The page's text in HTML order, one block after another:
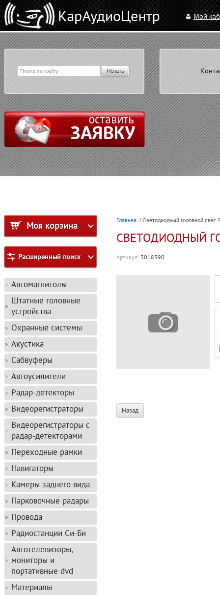
Мой
Главная / Светодиодный головной свет
СВЕТОДИОДНЫЙ
Артикул: 3018590
Назад
Моя корзина
Расширенный поиск
Автомагнитолы
Штатные головные
устройства
Охранные системы
Акустика
Сабвуферы
Автоусилители
Радар-детекторы
Видеорегистраторы
Видеорегистраторы с
радар-детекторами
Переходные рамки
Навигаторы
Камеры заднего вида
Парковочные радары
Провода
Радиостанции Си-Би
Автотелевизоры,
мониторы и
портативные dvd
Материалы